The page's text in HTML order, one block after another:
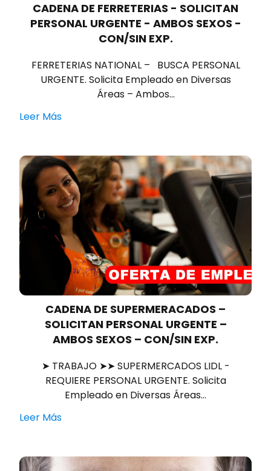
CADENA DE FERRETERIAS - SOLICITAN
PERSONAL URGENTE - AMBOS SEXOS -
CON/SIN EXP.
FERRETERIAS NATIONAL – BUSCA PERSONAL
URGENTE. Solicita Empleado en Diversas
Áreas – Ambos…
Leer Más
CADENA DE SUPERMERACADOS –
SOLICITAN PERSONAL URGENTE –
AMBOS SEXOS – CON/SIN EXP.
➤ TRABAJO ➤➤ SUPERMERCADOS LIDL -
REQUIERE PERSONAL URGENTE. Solicita
Empleado en Diversas Áreas…
Leer Más